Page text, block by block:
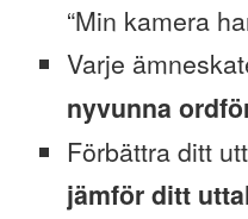
“Min kamera
Varje
nyvunna
Förbättra ditt
jämför ditt